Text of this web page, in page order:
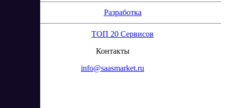
Разработка
ТОП 20 Сервисов
Контакты
info@saasmarket.ru